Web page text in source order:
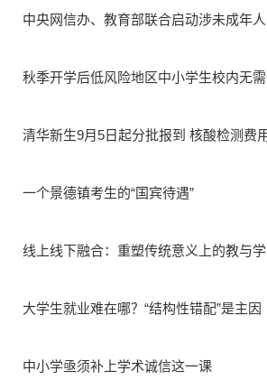
一个景德镇考生的“国宾待遇”
线上线下融合：重塑传统意义上的教与学
大学生就业难在哪？“结构性错配”是主因
中小学亟须补上学术诚信这一课